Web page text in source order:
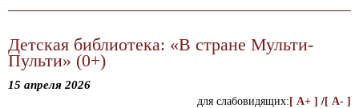
Детская библиотека: «В стране Мульти-
Пульти» (0+)
15 апреля 2026
для слабовидящих: [ A+ ] /[ A- ]